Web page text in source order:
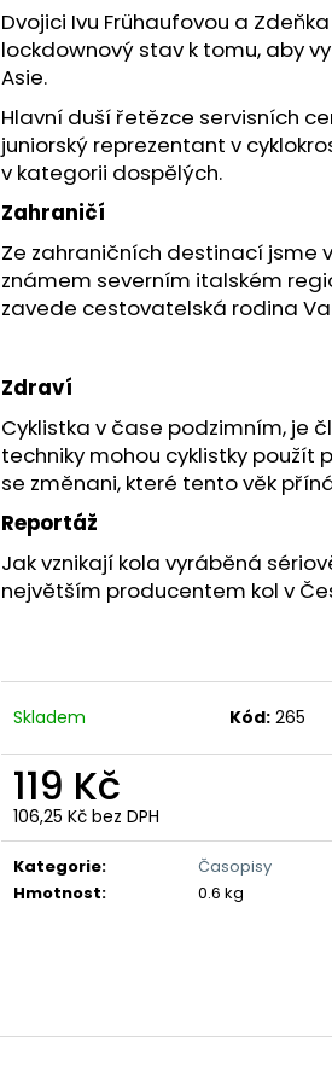
Dvojici Ivu Frühaufovou a
lockdownový stav k tomu, aby
Asie.
Hlavní duší řetězce servisních
juniorský reprezentant v
v kategorii dospělých.
Zahraničí
Ze zahraničních destinací jsme
známem severním italském
zavede cestovatelská rodina
Zdraví
Cyklistka v čase podzimním, je
techniky mohou cyklistky použít
se změnani, které tento věk
Reportáž
Jak vznikají kola vyráběná
největším producentem kol v
Skladem Kód: 265
119 Kč
106,25 Kč bez DPH
Měrná
cena:
Kategorie:
Časopisy
Hmotnost: 0.6 kg
CYKLOTURISTIKA 2026
599 Kč